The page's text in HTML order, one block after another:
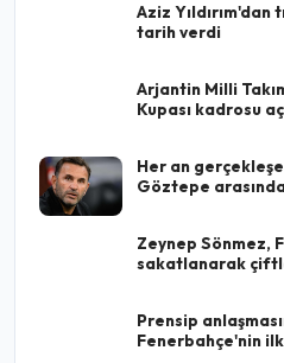
Aziz
tarih verdi
Arjantin Milli
Kupası kadrosu
Her an
Göztepe
Zeynep Sönmez,
sakatlanarak
Prensip
Fenerbahçe'nin